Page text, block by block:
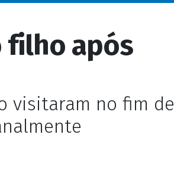
filho após
visitaram no fim de